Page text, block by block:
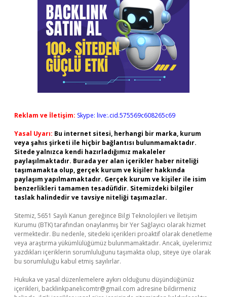
Reklam ve İletişim: Skype: live:.cid.575569c608265c69
Yasal Uyarı: Bu internet sitesi, herhangi bir marka, kurum
veya şahıs şirketi ile hiçbir bağlantısı bulunmamaktadır.
Sitede yalnızca kendi hazırladığımız makaleler
paylaşılmaktadır. Burada yer alan içerikler haber niteliği
taşımamakta olup, gerçek kurum ve kişiler hakkında
paylaşım yapılmamaktadır. Gerçek kurum ve kişiler ile isim
benzerlikleri tamamen tesadüfidir. Sitemizdeki bilgiler
taslak halindedir ve tavsiye niteliği taşımazlar.
Sitemiz, 5651 Sayılı Kanun gereğince Bilgi Teknolojileri ve İletişim
Kurumu (BTK) tarafından onaylanmış bir Yer Sağlayıcı olarak hizmet
vermektedir. Bu nedenle, sitedeki içerikleri proaktif olarak denetleme
veya araştırma yükümlülüğümüz bulunmamaktadır. Ancak, üyelerimiz
yazdıkları içeriklerin sorumluluğunu taşımakta olup, siteye üye olarak
bu sorumluluğu kabul etmiş sayılırlar.
Hukuka ve yasal düzenlemelere aykırı olduğunu düşündüğünüz
içerikleri, backlinkpanelicomtr@gmail.com adresine bildirmeniz